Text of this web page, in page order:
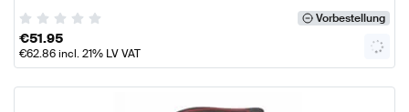
Vorbestellung
€51.95
€62.86incl. 21% LV VAT